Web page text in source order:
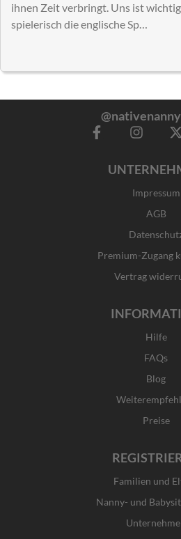
ihnen Zeit verbringt. Uns ist
spielerisch die englische Sp…
F
f
I
t
a
g
a
m
X
i
t
e
r
Impressum
AGB
Premium-Zugang
Vertrag
Hilfe
FAQs
Blog
Preise
Familien und
Nanny- und